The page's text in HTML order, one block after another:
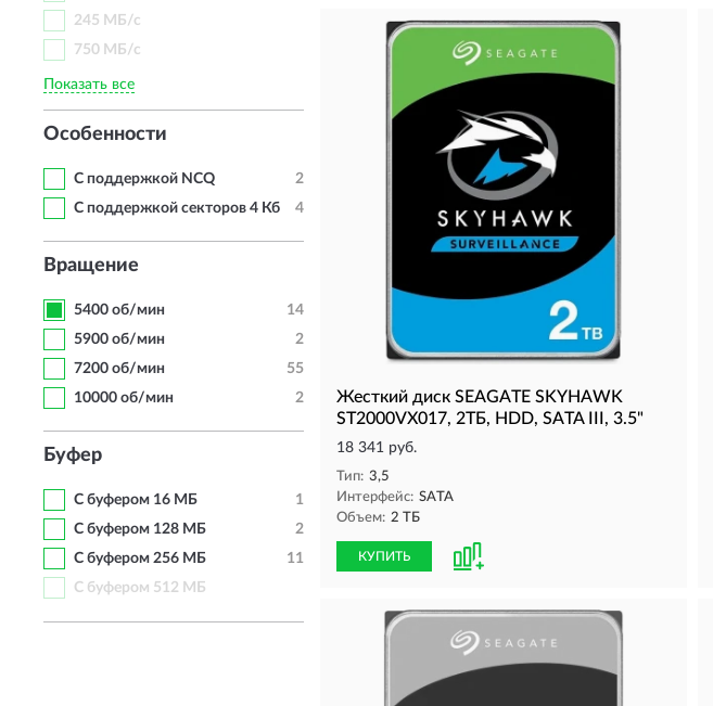
245 МБ/с
750 МБ/с
Показать все
Особенности
С поддержкой NCQ
2
С поддержкой секторов 4 Кб
4
Вращение
5400 об/мин
14
5900 об/мин
2
7200 об/мин
55
10000 об/мин
2
Буфер
С буфером 16 МБ
1
С буфером 128 МБ
2
С буфером 256 МБ
11
С буфером 512 МБ
Жесткий диск SEAGATE SKYHAWK
ST2000VX017, 2ТБ, HDD, SATA III, 3.5"
18 341 руб.
Тип: 3,5
Интерфейс: SATA
Объем: 2 ТБ
КУПИТЬ